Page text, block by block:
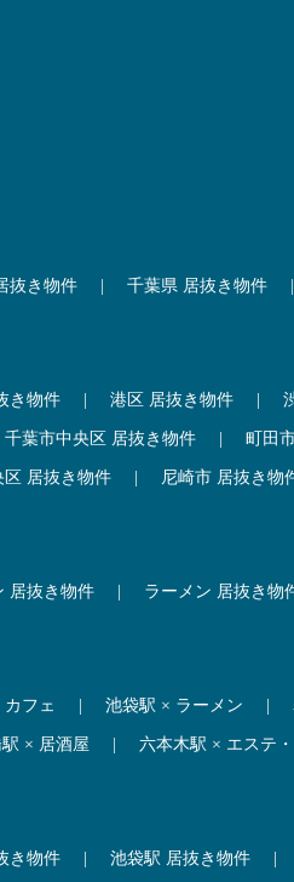
抜き物件 千葉県 居抜き物件
き物件 港区 居抜き物件
千葉市中央区 居抜き物件 町田
区 居抜き物件 尼崎市 居抜き物
居抜き物件 ラーメン 居抜き物
フェ 池袋駅 × ラーメン
× 居酒屋 六本木駅 × エステ
き物件 池袋駅 居抜き物件